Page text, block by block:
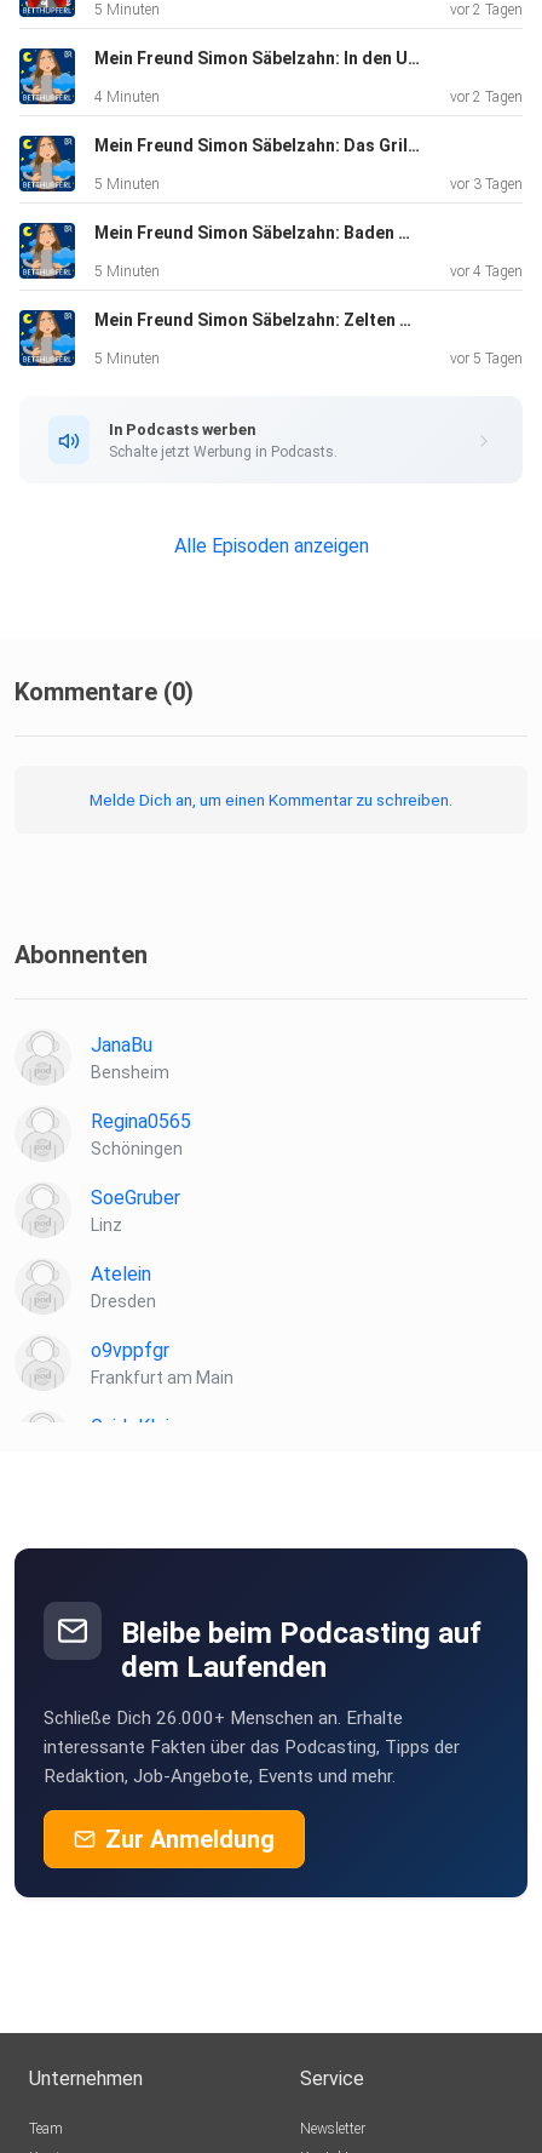
5 Minuten vor 2 Tagen
Mein Freund Simon Säbelzahn: In den Urlaub fahren | Eine Gute-Nacht-Geschichte ab 5 Jahren
4 Minuten vor 2 Tagen
Mein Freund Simon Säbelzahn: Das Grillfest | Eine Gute-Nacht-Geschichte ab 5 Jahren
5 Minuten vor 3 Tagen
Mein Freund Simon Säbelzahn: Baden gehen | Eine Gute-Nacht-Geschichte ab 5 Jahren
5 Minuten vor 4 Tagen
Mein Freund Simon Säbelzahn: Zelten gehen | Eine Gute-Nacht-Geschichte ab 5 Jahren
5 Minuten vor 5 Tagen
In Podcasts werben
Schalte jetzt Werbung in Podcasts.
Alle Episoden anzeigen
Kommentare (0)
Melde Dich an, um einen Kommentar zu schreiben.
Abonnenten
JanaBu
Bensheim
Regina0565
Schöningen
SoeGruber
Linz
Atelein
Dresden
o9vppfgr
Frankfurt am Main
GuidoKlein
Bleibe beim Podcasting auf
dem Laufenden
Schließe Dich 26.000+ Menschen an. Erhalte
interessante Fakten über das Podcasting, Tipps der
Redaktion, Job-Angebote, Events und mehr.
Zur Anmeldung
Unternehmen
Team
Service
Newsletter